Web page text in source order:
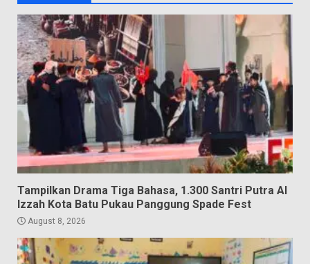
Tampilkan Drama Tiga Bahasa, 1.300 Santri Putra Al
Izzah Kota Batu Pukau Panggung Spade Fest
August 8, 2026